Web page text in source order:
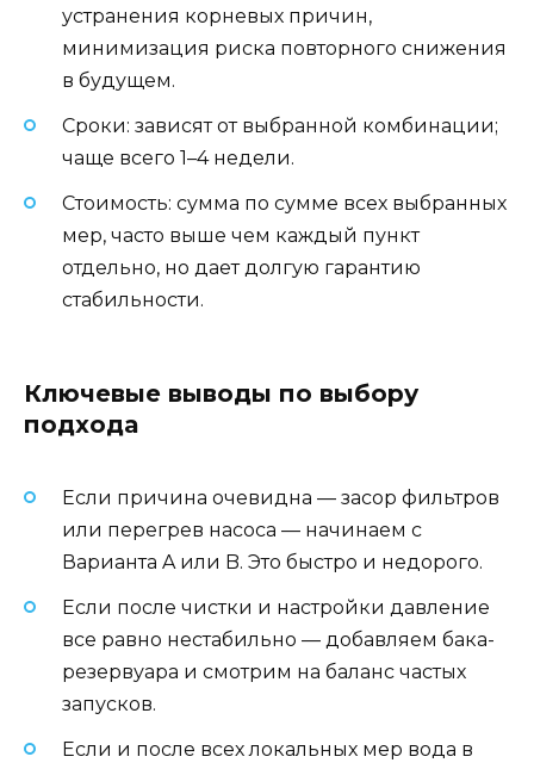
устранения корневых причин,
минимизация риска повторного снижения
в будущем.
Сроки: зависят от выбранной комбинации;
чаще всего 1–4 недели.
Стоимость: сумма по сумме всех выбранных
мер, часто выше чем каждый пункт
отдельно, но дает долгую гарантию
стабильности.
Ключевые выводы по выбору
подхода
Если причина очевидна — засор фильтров
или перегрев насоса — начинаем с
Варианта A или B. Это быстро и недорого.
Если после чистки и настройки давление
все равно нестабильно — добавляем бака-
резервуара и смотрим на баланс частых
запусков.
Если и после всех локальных мер вода в